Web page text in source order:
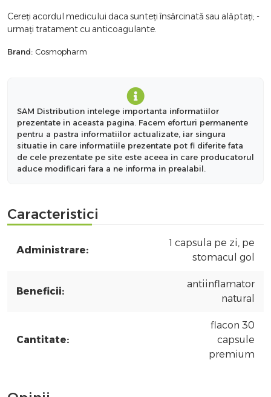
Cereți acordul medicului daca sunteți însărcinată sau alăptați; -
urmați tratament cu anticoagulante.
Brand: Cosmopharm
SAM Distribution intelege importanta informatiilor
prezentate in aceasta pagina. Facem eforturi permanente
pentru a pastra informatiilor actualizate, iar singura
situatie in care informatiile prezentate pot fi diferite fata
de cele prezentate pe site este aceea in care producatorul
aduce modificari fara a ne informa in prealabil.
Caracteristici
Administrare:
1 capsula pe zi, pe
stomacul gol
Beneficii:
antiinflamator
natural
Cantitate:
flacon 30
capsule
premium